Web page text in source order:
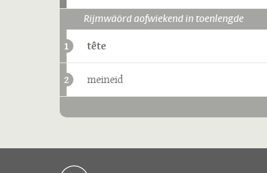
Rijmwäörd aofwiekend in toenlengde
1 tête
2 meineid